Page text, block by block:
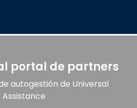
portal de partners
autogestión de Universal
Assistance